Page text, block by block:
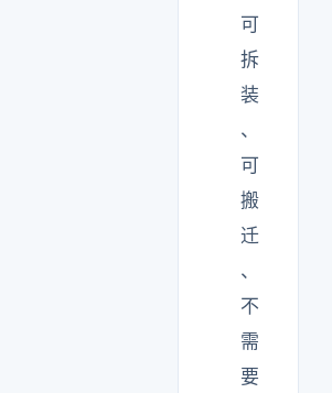
可
拆
装
、
可
搬
迁
、
不
需
要